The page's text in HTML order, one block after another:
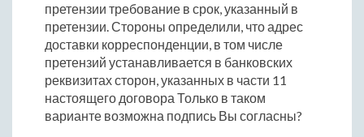
претензии требование в срок, указанный в
претензии. Стороны определили, что адрес
доставки корреспонденции, в том числе
претензий устанавливается в банковских
реквизитах сторон, указанных в части 11
настоящего договора Только в таком
варианте возможна подпись Вы согласны?